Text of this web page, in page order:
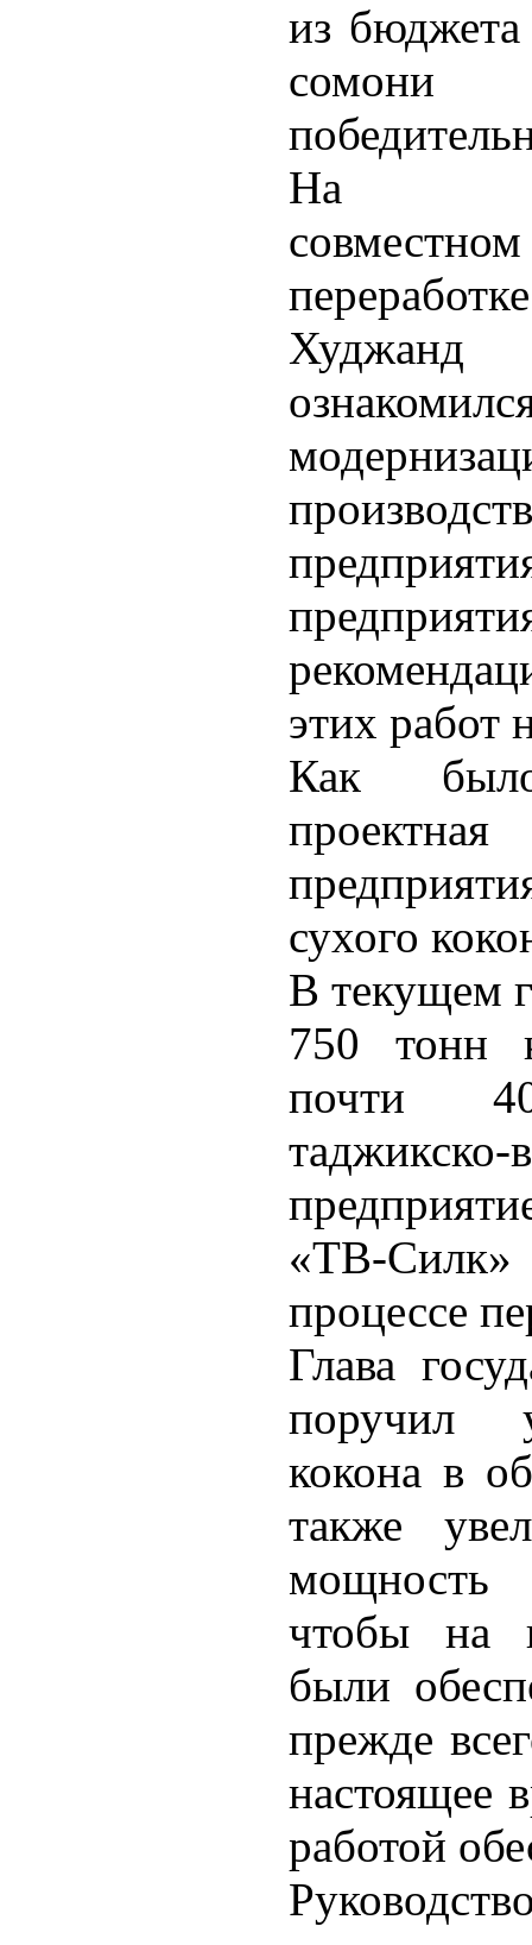
из
сомони
На
этих работ
Как
сухого
В текущем
750 тонн
почти
«ТВ-Силк»
процессе
Глава
поручил
кокона в
также
мощность
чтобы на
были
прежде
настоящее
работой